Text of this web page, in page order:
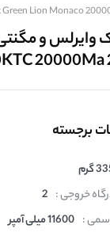
Green Lion Monaco
20000Ma
برجسته
گرم
خروجی : 2
: 11600 میلی آمپر